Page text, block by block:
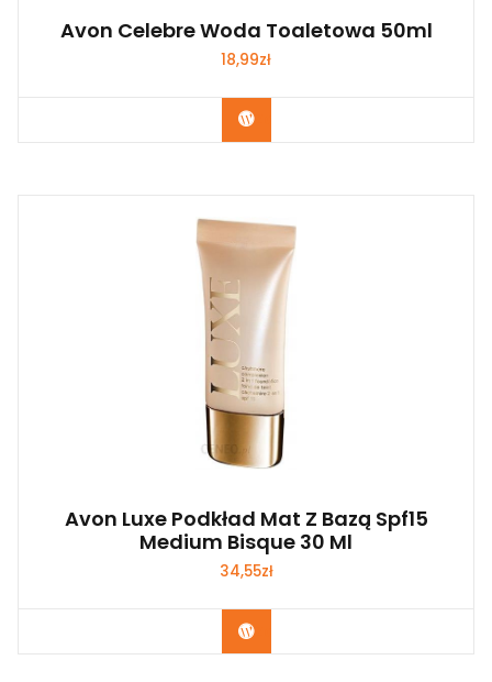
Avon Celebre Woda Toaletowa 50ml
18,99zł
Zobacz
Avon Luxe Podkład Mat Z Bazą Spf15
Medium Bisque 30 Ml
34,55zł
Zobacz